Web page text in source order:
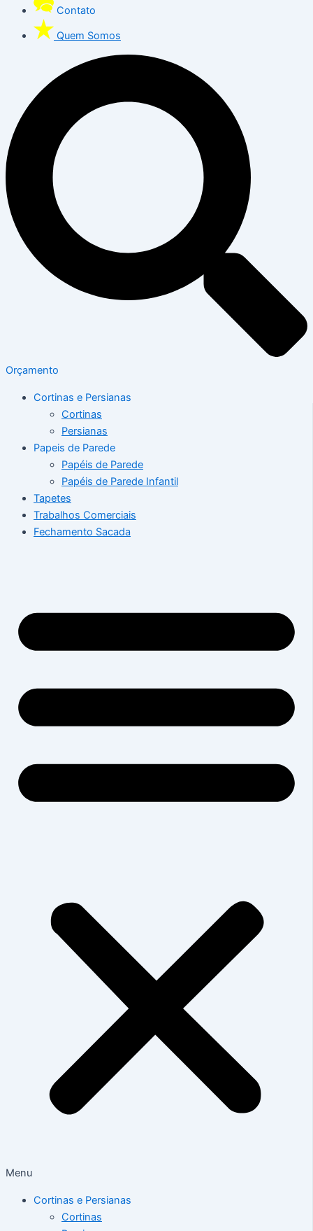
Contato
Quem Somos
Orçamento
Cortinas e Persianas
Cortinas
Persianas
Papeis de Parede
Papéis de Parede
Papéis de Parede Infantil
Tapetes
Trabalhos Comerciais
Fechamento Sacada
Menu
Cortinas e Persianas
Cortinas